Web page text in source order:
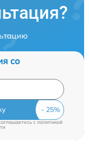
со
cполитикой